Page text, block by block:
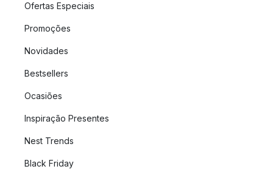
Ofertas Especiais
Promoções
Novidades
Bestsellers
Ocasiões
Inspiração Presentes
Nest Trends
Black Friday